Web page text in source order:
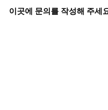
이곳에 문의를 작성해 주세